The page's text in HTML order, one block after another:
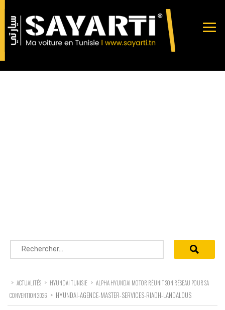
Rechercher :
> ACTUALITÉS > HYUNDAI TUNISIE > ALPHA HYUNDAI MOTOR RÉUNIT SON RÉSEAU POUR SA
CONVENTION 2026 > HYUNDAI-AGENCE-MASTER-SERVICES-RIADH-LANDALOUS